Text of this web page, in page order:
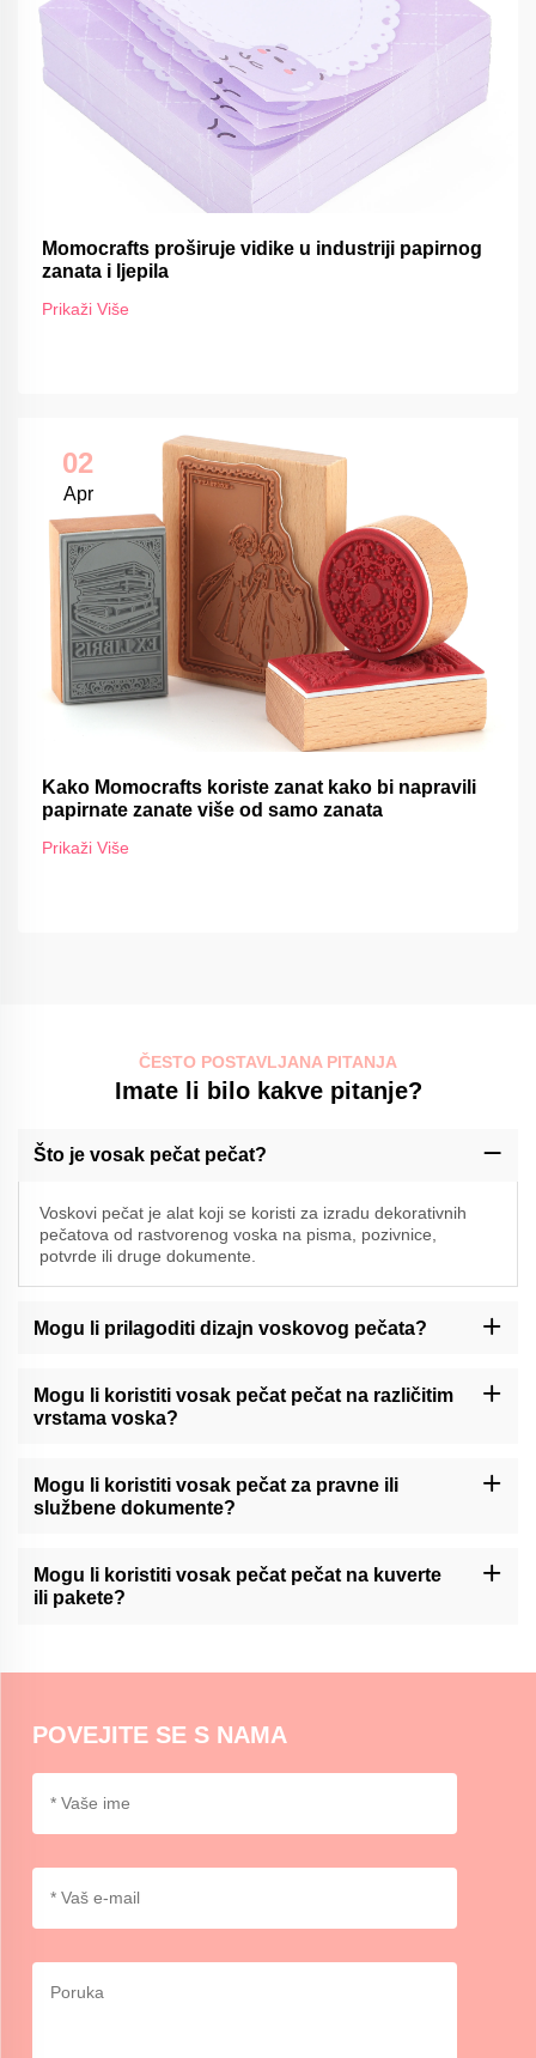
Momocrafts proširuje vidike u industriji papirnog
zanata i ljepila
Prikaži Više
02
Apr
Kako Momocrafts koriste zanat kako bi napravili
papirnate zanate više od samo zanata
Prikaži Više
ČESTO POSTAVLJANA PITANJA
Imate li bilo kakve pitanje?
Što je vosak pečat pečat?
Voskovi pečat je alat koji se koristi za izradu dekorativnih
pečatova od rastvorenog voska na pisma, pozivnice,
potvrde ili druge dokumente.
Mogu li prilagoditi dizajn voskovog pečata?
pečat pečat. Molimo vas da kontaktirate našu podršku ili provjerite
našu web stranicu za dostupne usluge prilagođavanja.
Mogu li koristiti vosak pečat pečat na različitim
vrstama voska?
vrstama pečatnog voska, uključujući tradicionalne vosne štapove
ili moderni ljepljivi vosak.
Mogu li koristiti vosak pečat za pravne ili
službene dokumente?
ili službenim dokumentima. Međutim, preporučuje se poštovanje
posebnih propisa ili smjernica u vezi s pečatima za takve
dokumente.
Mogu li koristiti vosak pečat pečat na kuverte
ili pakete?
potrebno dodatno ljepilno ili trake.
POVEJITE SE S NAMA